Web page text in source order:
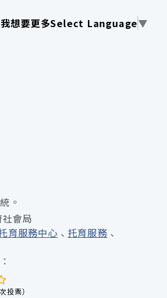
作選單
用 TAB 操作選單
我想要更多Select Language▼
。
會局
育服務中心
托育服務
投票）